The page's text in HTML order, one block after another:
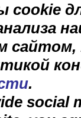
.
social